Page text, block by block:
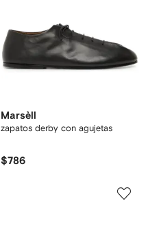
Marsèll
zapatos derby con agujetas
$786